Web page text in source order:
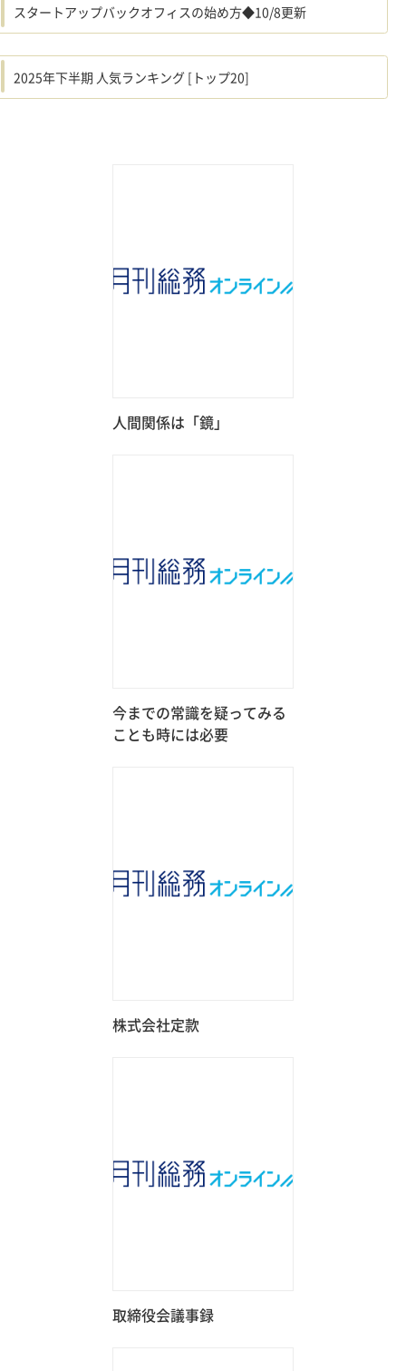
人間関係は「鏡」
今までの常識を疑ってみる
ことも時には必要
株式会社定款
取締役会議事録
スタートアップバックオフィスの始め方◆10/8更新
2025年下半期 人気ランキング [トップ20]